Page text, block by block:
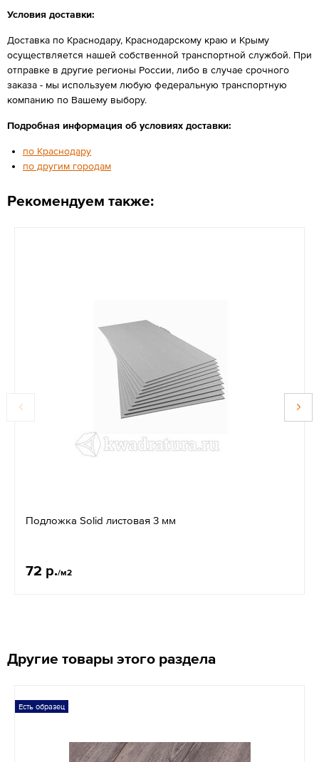
Условия доставки:
Доставка по Краснодару, Краснодарскому краю и Крыму
осуществляется нашей собственной транспортной службой. При
отправке в другие регионы России, либо в случае срочного
заказа - мы используем любую федеральную транспортную
компанию по Вашему выбору.
Подробная информация об условиях доставки:
по Краснодару
по другим городам
Рекомендуем также:
Подложка Solid листовая 3 мм
72 р./м2
Другие товары этого раздела
Есть образец